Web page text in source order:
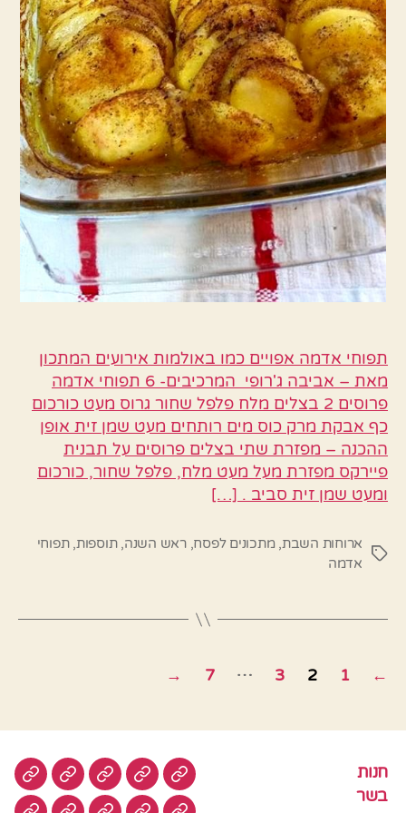
תפוחי אדמה אפויים כמו באולמות אירועים המתכון
מאת – אביבה ג'רופי המרכיבים- 6 תפוחי אדמה
פרוסים 2 בצלים מלח פלפל שחור גרוס מעט כורכום
כף אבקת מרק כוס מים רותחים מעט שמן זית אופן
ההכנה – מפזרת שתי בצלים פרוסים על תבנית
פיירקס מפזרת מעל מעט מלח, פלפל שחור, כורכום
ומעט שמן זית סביב . […]
תגיות
ארוחות השבת,מתכונים לפסח,ראש השנה,תוספות,תפוחי
אדמה
Posts
←
1
2
3
…
7
→
חנות
בשר
חנות בשר טבעוניסלטים